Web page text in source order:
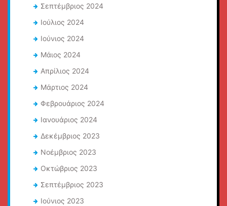
Σεπτέμβριος 2024
Ιούλιος 2024
Ιούνιος 2024
Μάιος 2024
Απρίλιος 2024
Μάρτιος 2024
Φεβρουάριος 2024
Ιανουάριος 2024
Δεκέμβριος 2023
Νοέμβριος 2023
Οκτώβριος 2023
Σεπτέμβριος 2023
Ιούνιος 2023